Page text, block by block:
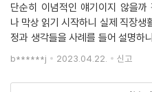
단순히 이념적인 얘기이지 않을까
나 막상 읽기 시작하니 실제 직장생
정과 생각들을 사례를 들어 설명하
는 내용들이 많았습니다. 회사에서
용주와 노동자의 기울어진 권력 관
지 못하는 상황이라던지, 회사에서
b******j 2023.04.22. 신고